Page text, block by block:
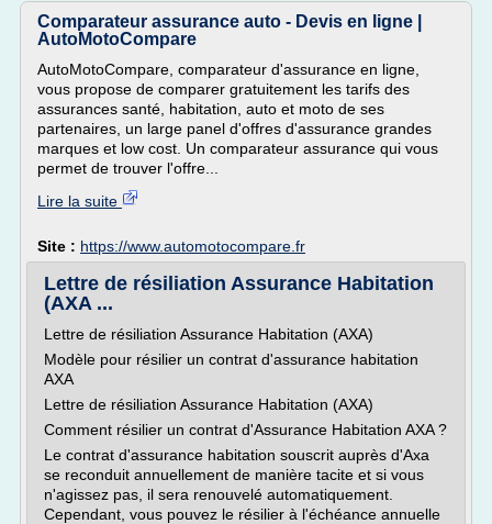
Comparateur assurance auto - Devis en ligne |
AutoMotoCompare
AutoMotoCompare, comparateur d'assurance en ligne,
vous propose de comparer gratuitement les tarifs des
assurances santé, habitation, auto et moto de ses
partenaires, un large panel d'offres d'assurance grandes
marques et low cost. Un comparateur assurance qui vous
permet de trouver l'offre...
Lire la suite
Site : https://www.automotocompare.fr
Lettre de résiliation Assurance Habitation
(AXA ...
Lettre de résiliation Assurance Habitation (AXA)
Modèle pour résilier un contrat d'assurance habitation
AXA
Lettre de résiliation Assurance Habitation (AXA)
Comment résilier un contrat d'Assurance Habitation AXA ?
Le contrat d'assurance habitation souscrit auprès d'Axa
se reconduit annuellement de manière tacite et si vous
n'agissez pas, il sera renouvelé automatiquement.
Cependant, vous pouvez le résilier à l'échéance annuelle